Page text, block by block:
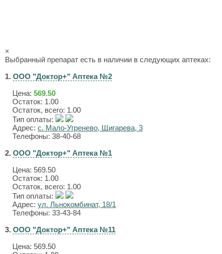
×
Выбранный препарат есть в наличии в следующих аптеках:
1. ООО "Доктор+" Аптека №2
Цена: 569.50
Остаток: 1.00
Остаток, всего: 1.00
Тип оплаты:
Адрес: с. Мало-Угренево, Щигарева, 3
Телефоны: 38-40-68
2. ООО "Доктор+" Аптека №1
Цена: 569.50
Остаток: 1.00
Остаток, всего: 1.00
Тип оплаты:
Адрес: ул. Льнокомбинат, 18/1
Телефоны: 33-43-84
3. ООО "Доктор+" Аптека №11
Цена: 569.50